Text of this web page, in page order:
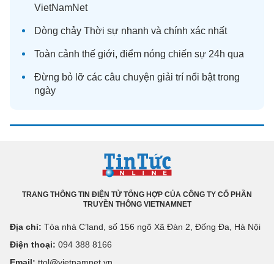
VietNamNet
Dòng chảy Thời sự nhanh và chính xác nhất
Toàn cảnh thế giới, điểm nóng chiến sự 24h qua
Đừng bỏ lỡ các câu chuyện giải trí nổi bật trong
ngày
TRANG THÔNG TIN ĐIỆN TỬ TỔNG HỢP CỦA CÔNG TY CỔ PHẦN
TRUYỀN THÔNG VIETNAMNET
Địa chỉ: Tòa nhà C’land, số 156 ngõ Xã Đàn 2, Đống Đa, Hà Nội
Điện thoại: 094 388 8166